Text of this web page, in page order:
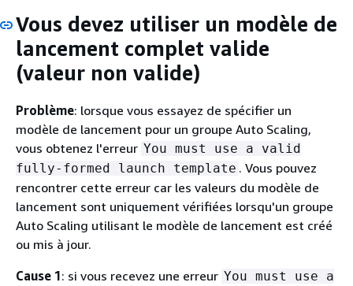
Vous devez utiliser un modèle de
lancement complet valide
(valeur non valide)
Problème: lorsque vous essayez de spécifier un
modèle de lancement pour un groupe Auto Scaling,
vous obtenez l'erreur You must use a valid
fully-formed launch template . Vous pouvez
rencontrer cette erreur car les valeurs du modèle de
lancement sont uniquement vérifiées lorsqu'un groupe
Auto Scaling utilisant le modèle de lancement est créé
ou mis à jour.
Cause 1: si vous recevez une erreur You must use a